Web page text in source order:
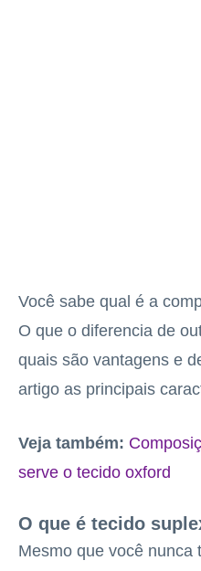
Você sabe qual é a
O que o diferencia de
quais são vantagens e
artigo as principais
Veja também:
serve o tecido oxford
O que é tecido
Mesmo que você nunca